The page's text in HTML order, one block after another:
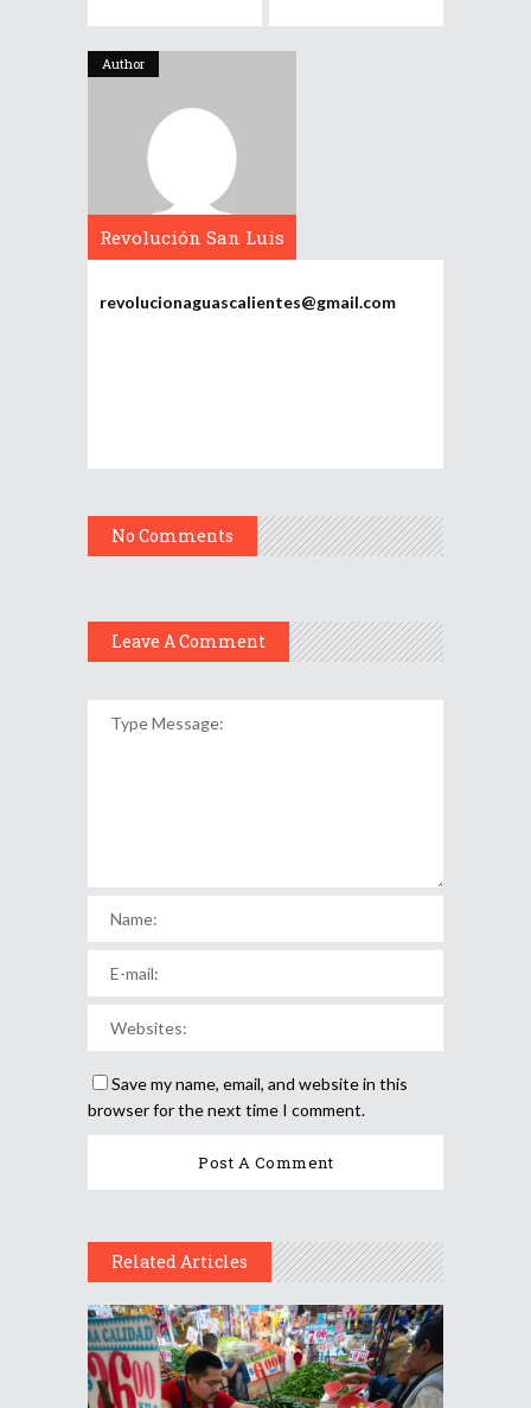
Author
Revolución San Luis
revolucionaguascalientes@gmail.com
No Comments
Leave A Comment
Save my name, email, and website in this
browser for the next time I comment.
Related Articles